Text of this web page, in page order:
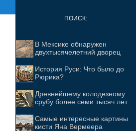
ПОИСК:
В Мексике обнаружен
двухтысячелетний дворец
История Руси: Что было до
Рюрика?
Древнейшему колодезному
срубу более семи тысяч лет
Самые интересные картины
кисти Яна Вермеера